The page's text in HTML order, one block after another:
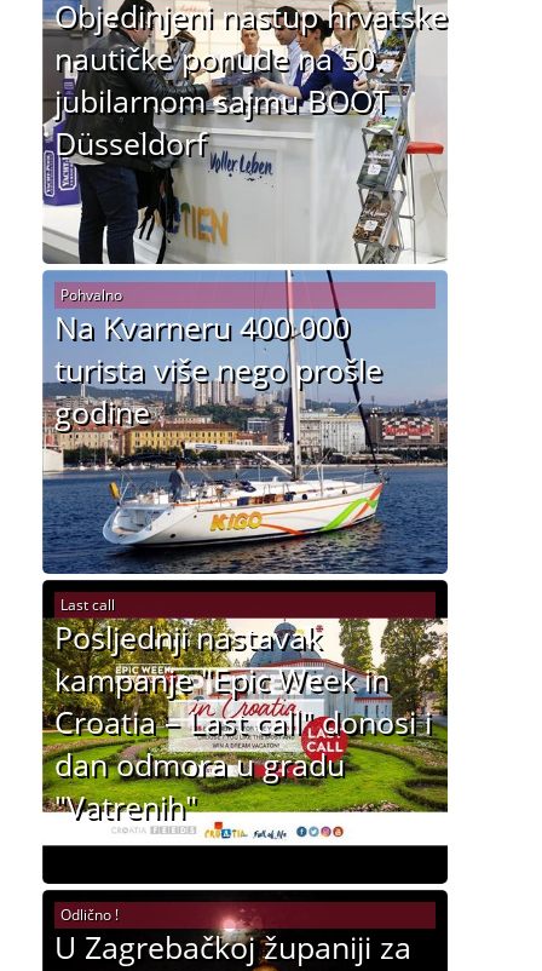
Objedinjeni nastup hrvatske
nautičke ponude na 50.
jubilarnom sajmu BOOT
Düsseldorf
Na Kvarneru 400 000
turista više nego prošle
godine
Pohvalno
Posljednji nastavak
kampanje "Epic Week in
Croatia – Last call" donosi i
dan odmora u gradu
"Vatrenih"
Last call
U Zagrebačkoj županiji za
Odlično !